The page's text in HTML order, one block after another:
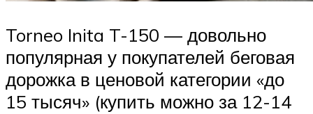
Torneo Inita T-150 — довольно
популярная у покупателей беговая
дорожка в ценовой категории «до
15 тысяч» (купить можно за 12-14